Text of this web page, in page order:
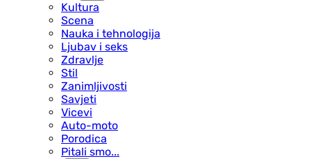
Kultura
Scena
Nauka i tehnologija
Ljubav i seks
Zdravlje
Stil
Zanimljivosti
Savjeti
Vicevi
Auto-moto
Porodica
Pitali smo...